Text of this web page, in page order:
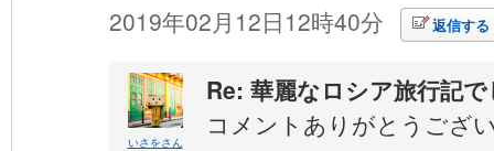
2019年02月12日12時40分 返信する
いさをさん
Re: 華麗なロシア旅行記
コメントありがとうござ